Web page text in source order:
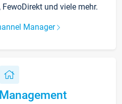
und viele mehr.
Manager